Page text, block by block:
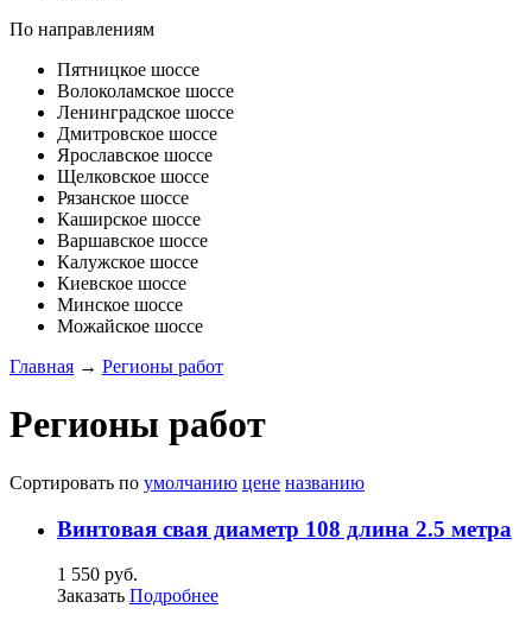
По направлениям
Пятницкое шоссе
Волоколамское шоссе
Ленинградское шоссе
Дмитровское шоссе
Ярославское шоссе
Щелковское шоссе
Рязанское шоссе
Каширское шоссе
Варшавское шоссе
Калужское шоссе
Киевское шоссе
Минское шоссе
Можайское шоссе
Главная → Регионы работ
Регионы работ
Сортировать по умолчанию цене названию
Винтовая свая диаметр 108 длина 2.5 метра
1 550 руб.
Заказать Подробнее